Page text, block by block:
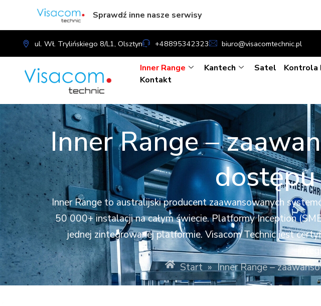
ul. Wł. Trylińskiego 8/L1, Olsztyn +48895342323 biuro@visacomtechnic.pl
Inner Range Kantech Satel Kontrola
Kontakt
Inner Range –
Inner Range to australijski producent zaawansowanych
50 000+ instalacji na całym świecie. Platformy Inception
jednej zintegrowanej platformie. Visacom Technic jest
Start » Inner Range –
Sprawdź inne nasze serwisy